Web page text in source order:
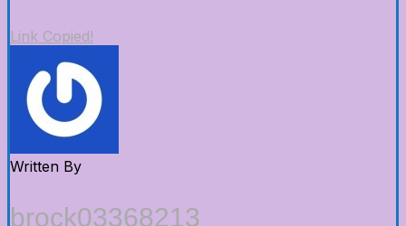
Link Copied!
Written By
brock03368213